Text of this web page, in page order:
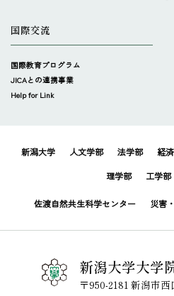
国際交流
国際教育プログラム
JICAとの連携事業
Help for Link
新潟大学 人文学部 法学部 経
理学部
工学部
佐渡自然共生科学センター 災害
新潟大学大学
〒950-2181 新潟市